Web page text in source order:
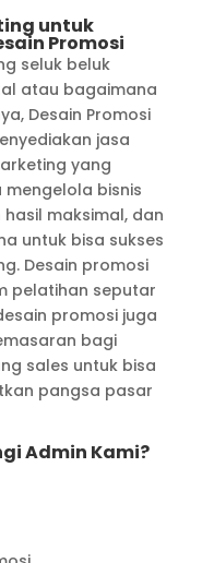
untuk
Promosi
seluk beluk
atau bagaimana
Desain Promosi
jasa
yang
bisnis
maksimal, dan
untuk bisa sukses
Desain promosi
pelatihan seputar
promosi juga
bagi
sales untuk bisa
pangsa pasar
Admin Kami?